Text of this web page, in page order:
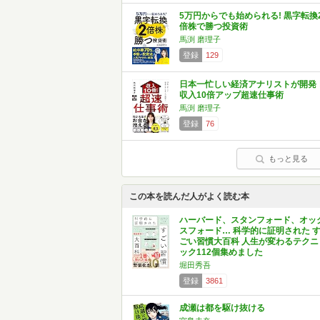
5万円からでも始められる! 黒字転換
倍株で勝つ投資術
馬渕 磨理子
登録
129
日本一忙しい経済アナリストが開発
収入10倍アップ超速仕事術
馬渕 磨理子
登録
76
もっと見る
この本を読んだ人がよく読む本
ハーバード、スタンフォード、オッ
スフォード… 科学的に証明された す
ごい習慣大百科 人生が変わるテクニ
ック112個集めました
堀田秀吾
登録
3861
成瀬は都を駆け抜ける